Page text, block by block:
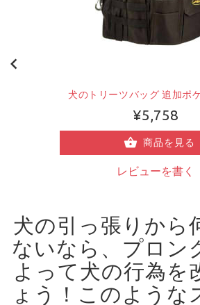
犬のトリーツバッグ 追加ポ
¥5,758
商品を見る
レビューを書く
犬の引っ張りから
ないなら、プロン
よって犬の行為を
ょう！ このような